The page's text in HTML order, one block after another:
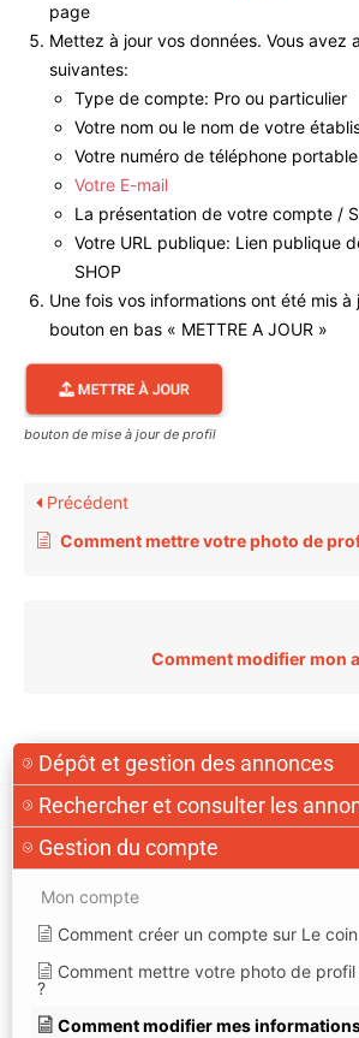
Dépôt et gestion des annonces
Rechercher et consulter les
Gestion du compte
Mon compte
Comment créer un compte sur Le
Comment mettre votre photo de
?
Comment modifier mes
page
Mettez à jour vos données. Vous avez
suivantes:
Type de compte: Pro ou particulier
Votre nom ou le nom de votre
Votre numéro de téléphone portable
Votre E-mail
La présentation de votre compte /
Votre URL publique: Lien publique
SHOP
Une fois vos informations ont été mis à
bouton en bas « METTRE A JOUR »
bouton de mise à jour de profil
Précédent
Comment mettre votre photo de profil sur
Comment modifier mon